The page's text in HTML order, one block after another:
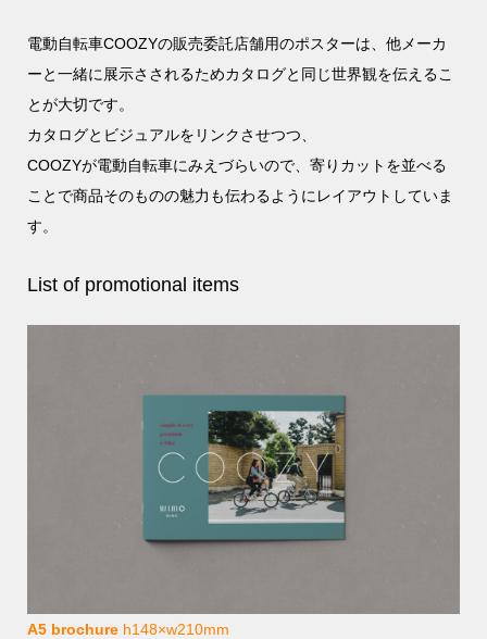
電動自転車COOZYの販売委託店舗用のポスターは、他メーカ
ーと一緒に展示さされるためカタログと同じ世界観を伝えるこ
とが大切です。
カタログとビジュアルをリンクさせつつ、
COOZYが電動自転車にみえづらいので、寄りカットを並べる
ことで商品そのものの魅力も伝わるようにレイアウトしていま
す。
List of promotional items
A5 brochureh148×w210mm